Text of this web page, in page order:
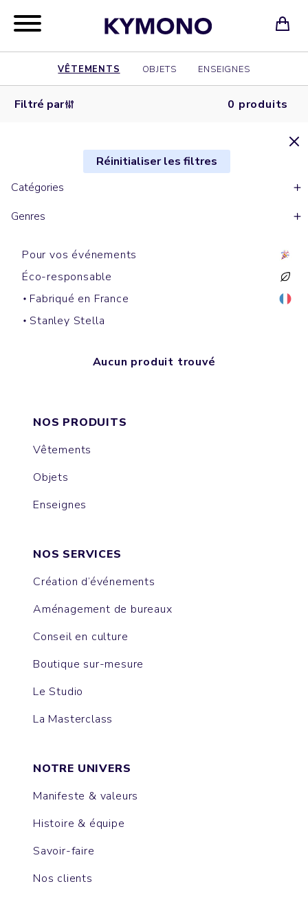
VÊTEMENTS OBJETS ENSEIGNES
Filtré par 0 produits
Réinitialiser les filtres
Catégories
Genres
Pour vos événements
Éco-responsable
Fabriqué en France
Stanley Stella
Aucun produit trouvé
NOS PRODUITS
Vêtements
Objets
Enseignes
NOS SERVICES
Création d’événements
Aménagement de bureaux
Conseil en culture
Boutique sur-mesure
Le Studio
La Masterclass
NOTRE UNIVERS
Manifeste & valeurs
Histoire & équipe
Savoir-faire
Nos clients